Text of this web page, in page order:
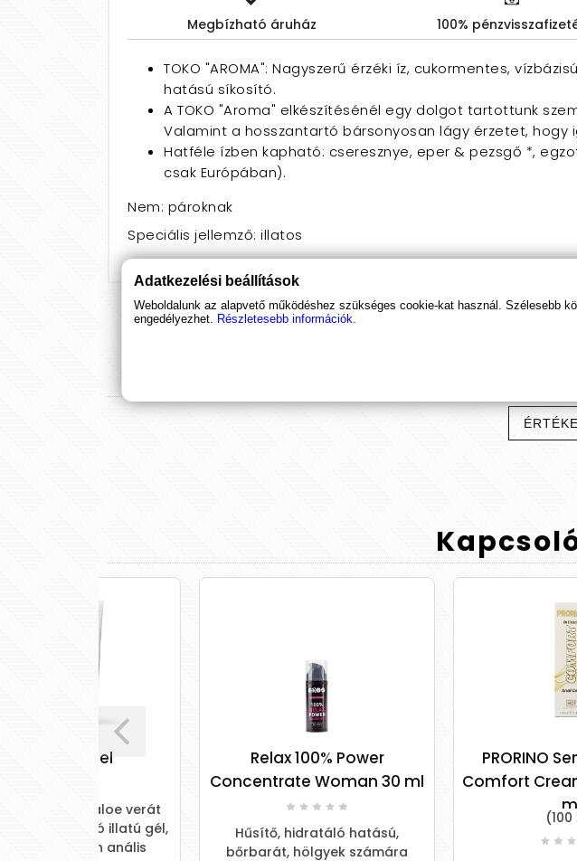
Megbízható áruház 100%
TOKO "AROMA": Nagyszerű érzéki íz, cukormentes,
hatású síkosító.
A TOKO "Aroma" elkészítésénél egy dolgot tartottunk
Valamint a hosszantartó bársonyosan lágy érzetet, hogy
Hatféle ízben kapható: cseresznye, eper & pezsgő *,
csak Európában).
Nem: pároknak
Speciális jellemző: illatos
Relax 100% Power
Concentrate Woman 30 ml
Hűsítő, hidratáló hatású,
bőrbarát, hölgyek számára
PRORINO Sensitive Anal
Comfort Cream - unisex
Adatkezelési beállítások
Weboldalunk az alapvető működéshez szükséges cookie-kat használ. Szélesebb
engedélyezhet. Részletesebb információk.